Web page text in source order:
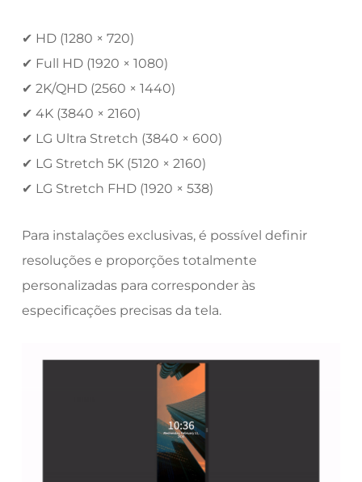
✔ HD (1280 × 720)
✔ Full HD (1920 × 1080)
✔ 2K/QHD (2560 × 1440)
✔ 4K (3840 × 2160)
✔ LG Ultra Stretch (3840 × 600)
✔ LG Stretch 5K (5120 × 2160)
✔ LG Stretch FHD (1920 × 538)
Para instalações exclusivas, é possível definir
resoluções e proporções totalmente
personalizadas para corresponder às
especificações precisas da tela.